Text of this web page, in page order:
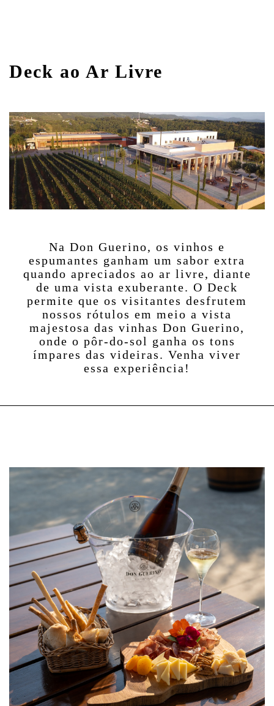
Deck ao Ar Livre
Na Don Guerino, os vinhos e
espumantes ganham um sabor extra
quando apreciados ao ar livre, diante
de uma vista exuberante. O Deck
permite que os visitantes desfrutem
nossos rótulos em meio a vista
majestosa das vinhas Don Guerino,
onde o pôr-do-sol ganha os tons
ímpares das videiras. Venha viver
essa experiência!